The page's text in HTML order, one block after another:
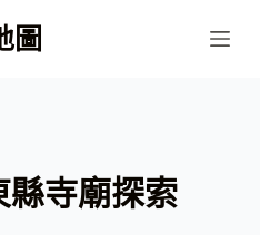
圖
縣寺廟探索